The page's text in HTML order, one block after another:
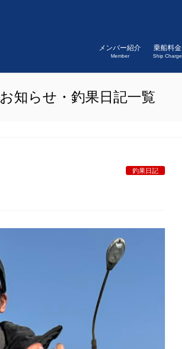
メンバー紹介
Member
乗船料金
Ship Charge
お知らせ・釣果日記一覧
釣果日記